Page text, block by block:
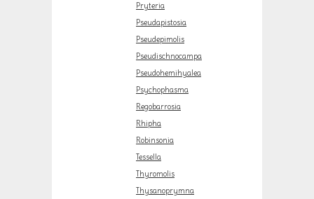
Pryteria
Pseudapistosia
Pseudepimolis
Pseudischnocampa
Pseudohemihyalea
Psychophasma
Regobarrosia
Rhipha
Robinsonia
Tessella
Thyromolis
Thysanoprymna